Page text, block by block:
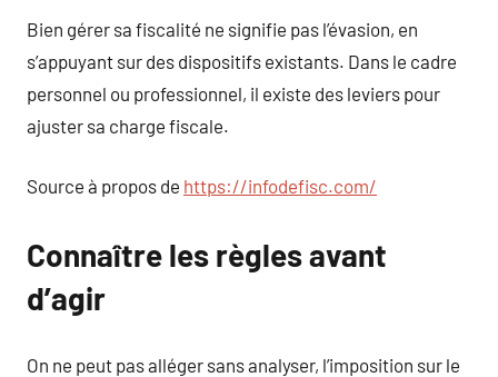
Bien gérer sa fiscalité ne signifie pas l’évasion, en
s’appuyant sur des dispositifs existants. Dans le cadre
personnel ou professionnel, il existe des leviers pour
ajuster sa charge fiscale.
Source à propos de https://infodefisc.com/
Connaître les règles avant
d’agir
On ne peut pas alléger sans analyser, l’imposition sur le